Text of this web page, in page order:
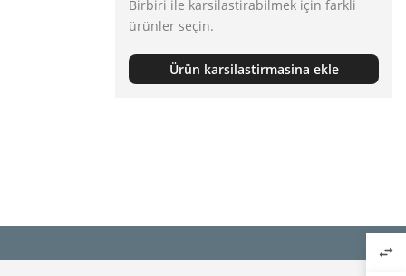
Birbiri ile karsilastirabilmek için farkli
ürünler seçin.
Ürün karsilastirmasina ekle
swap_horiz